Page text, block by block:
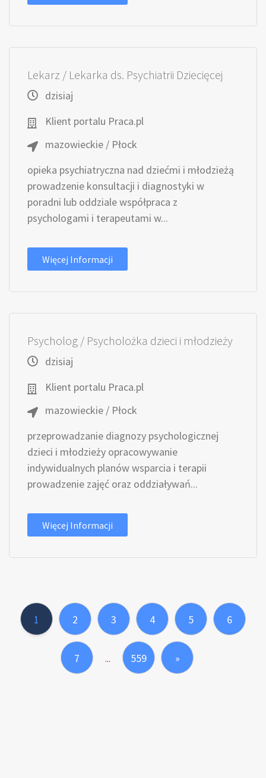
Lekarz / Lekarka ds. Psychiatrii Dziecięcej
dzisiaj
Klient portalu Praca.pl
mazowieckie / Płock
opieka psychiatryczna nad dziećmi i młodzieżą
prowadzenie konsultacji i diagnostyki w
poradni lub oddziale współpraca z
psychologami i terapeutami w...
Więcej Informacji
Psycholog / Psycholożka dzieci i młodzieży
dzisiaj
Klient portalu Praca.pl
mazowieckie / Płock
przeprowadzanie diagnozy psychologicznej
dzieci i młodzieży opracowywanie
indywidualnych planów wsparcia i terapii
prowadzenie zajęć oraz oddziaływań...
Więcej Informacji
1 2 3 4 5 6
7 ... 559 »